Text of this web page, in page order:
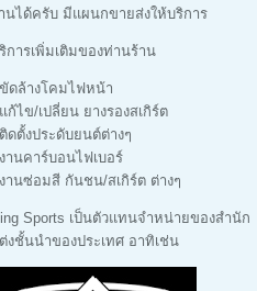
นได้ครับ มีแผนกขายส่งให้บริการ
การเพิ่มเติมของท่านร้าน
ดล้างโคมไฟหน้า
ก้ไข/เปลี่ยน ยางรองสเกิร์ต
ดตั้งประดับยนต์ต่างๆ
านคาร์บอนไฟเบอร์
านซ่อมสี กันชน/สเกิร์ต ต่างๆ
Sports เป็นตัวแทนจำหน่ายของสำนัก
งชั้นนำของประเทศ อาทิเช่น